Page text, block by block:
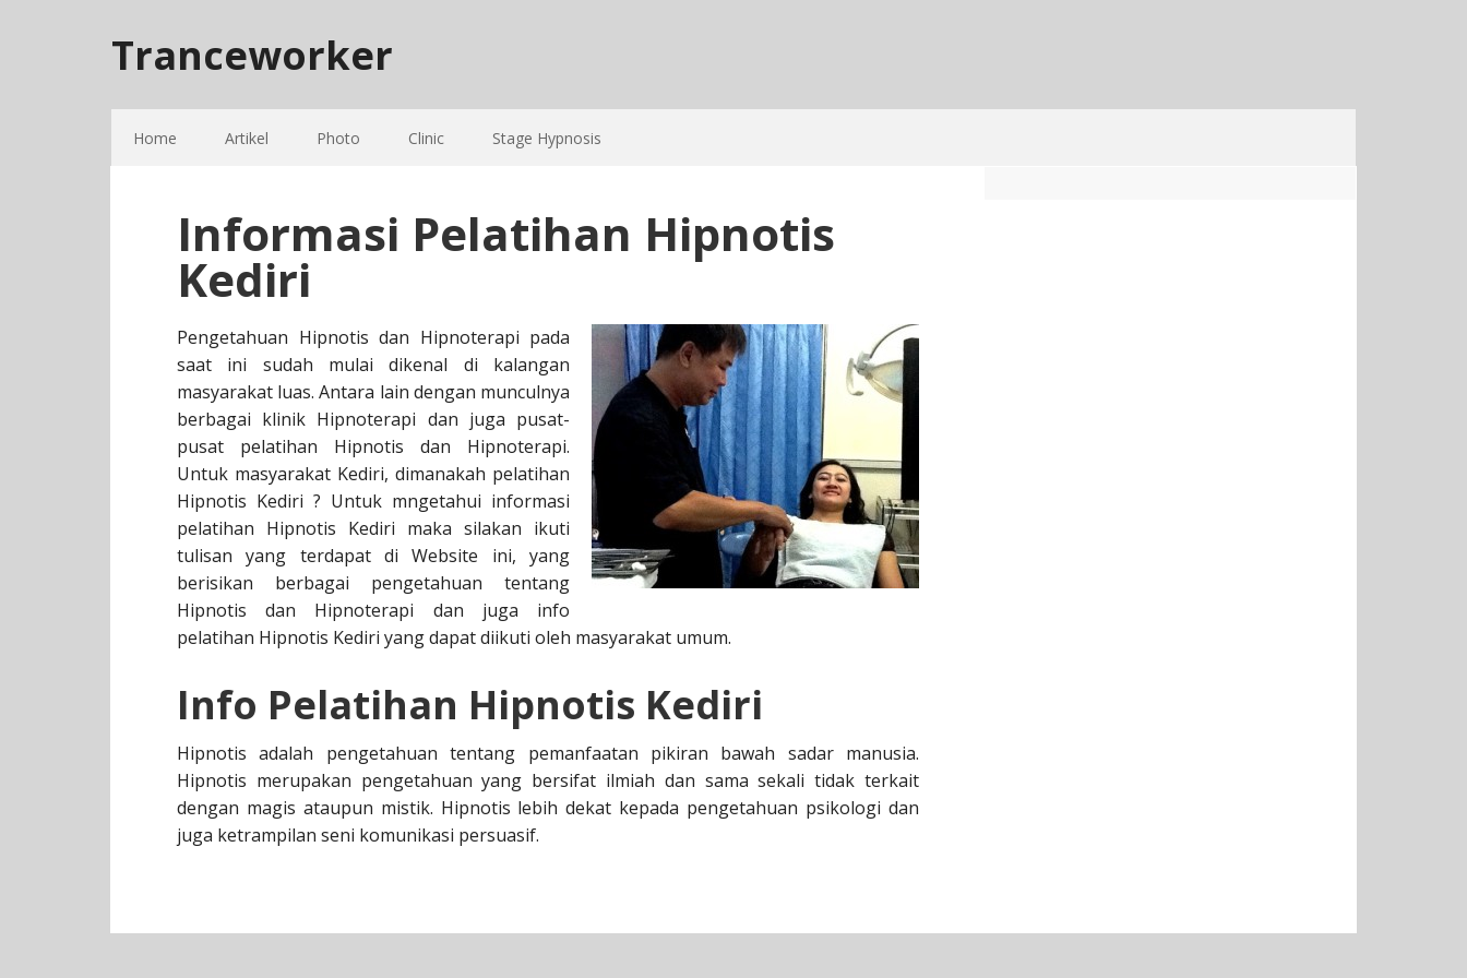
Tranceworker
Home Artikel Photo Clinic Stage Hypnosis
Informasi Pelatihan Hipnotis
Kediri
Pengetahuan Hipnotis dan Hipnoterapi pada
saat ini sudah mulai dikenal di kalangan
masyarakat luas. Antara lain dengan munculnya
berbagai klinik Hipnoterapi dan juga pusat-
pusat pelatihan Hipnotis dan Hipnoterapi.
Untuk masyarakat Kediri, dimanakah pelatihan
Hipnotis Kediri ? Untuk mngetahui informasi
pelatihan Hipnotis Kediri maka silakan ikuti
tulisan yang terdapat di Website ini, yang
berisikan berbagai pengetahuan tentang
Hipnotis dan Hipnoterapi dan juga info
pelatihan Hipnotis Kediri yang dapat diikuti oleh masyarakat umum.
Info Pelatihan Hipnotis Kediri
Hipnotis adalah pengetahuan tentang pemanfaatan pikiran bawah sadar manusia.
Hipnotis merupakan pengetahuan yang bersifat ilmiah dan sama sekali tidak terkait
dengan magis ataupun mistik. Hipnotis lebih dekat kepada pengetahuan psikologi dan
juga ketrampilan seni komunikasi persuasif.